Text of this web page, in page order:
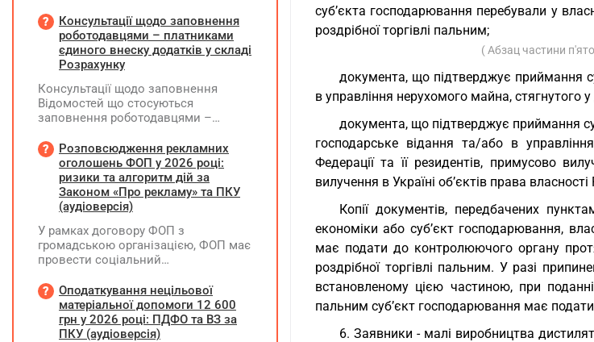
суб’єкта господарювання перебували у
роздрібної торгівлі пальним;
( Абзац частини
документа, що підтверджує приймання
в управління нерухомого майна, стягнутого у
документа, що підтверджує приймання
господарське відання та/або в
Федерації та її резидентів, примусово
вилучення в Україні об’єктів права власності
Копії документів, передбачених
економіки або суб’єкт господарювання,
має подати до контролюючого органу
роздрібної торгівлі пальним. У разі
встановленому цією частиною, при
пальним суб’єкт господарювання має
6. Заявники - малі виробництва
від ПФУ? Кому і як виплатити
лікарняні, що прийшли на рахунок
підприємства, та розрахункові
(компенсація за невикористані дні
Консультації щодо заповнення
роботодавцями – платниками
єдиного внеску додатків у складі
Розрахунку
Консультації щодо заповнення
Відомостей що стосуються
заповнення роботодавцями –
додатків Д1, Д2, Д3, Д5 та Д6 у складі
Розрахунку ЮО та додатків ФІЗ-Д1,
ФІЗ-Д5 та ФІЗ-Д6 у складі Розрахунку
ФОП/НПД, здійснює ПФУ
Розповсюдження рекламних
оголошень ФОП у 2026 році:
ризики та алгоритм дій за
Законом «Про рекламу» та ПКУ
(аудіоверсія)
У рамках договору ФОП з
громадською організацією, ФОП має
провести соціальний
Реєстрацію на цей захід ФОП
проводить через номер телефону,
який зазначено у листівках, які він
розклеїв на стовпах району та
Оподаткування нецільової
матеріальної допомоги 12 600
грн у 2026 році: ПДФО та ВЗ за
ПКУ (аудіоверсія)